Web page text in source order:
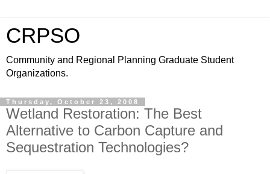
CRPSO
Community and Regional Planning Graduate Student
Organizations.
Thursday, October 23, 2008
Wetland Restoration: The Best
Alternative to Carbon Capture and
Sequestration Technologies?